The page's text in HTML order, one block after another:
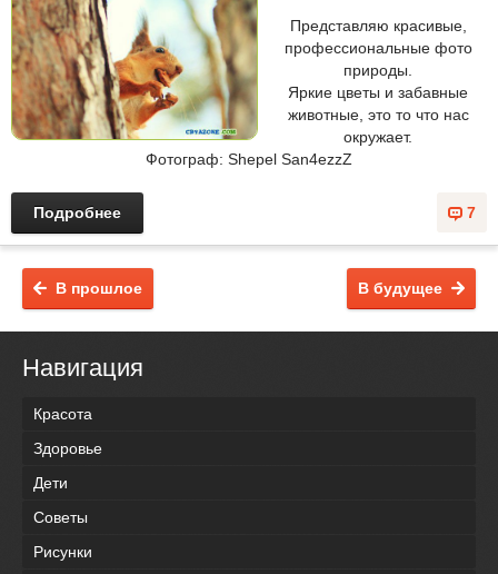
Представляю красивые,
профессиональные фото
природы.
Яркие цветы и забавные
животные, это то что нас
окружает.
Фотограф: Shepel San4ezzZ
7
Подробнее
В будущее
В прошлое
Навигация
Красота
Здоровье
Дети
Советы
Рисунки